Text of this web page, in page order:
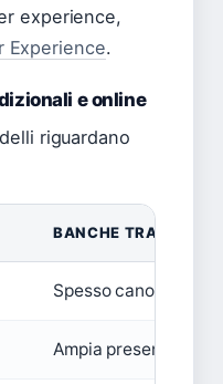
experience,
Experience.
e online
riguardano
BANCHE
Spesso canone
Ampia presenza